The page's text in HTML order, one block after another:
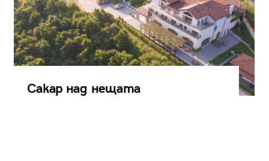
Сакар над нещата